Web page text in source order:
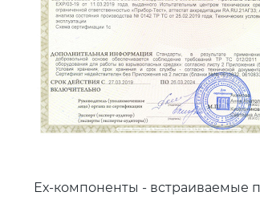
Ех-компоненты - встраиваемые